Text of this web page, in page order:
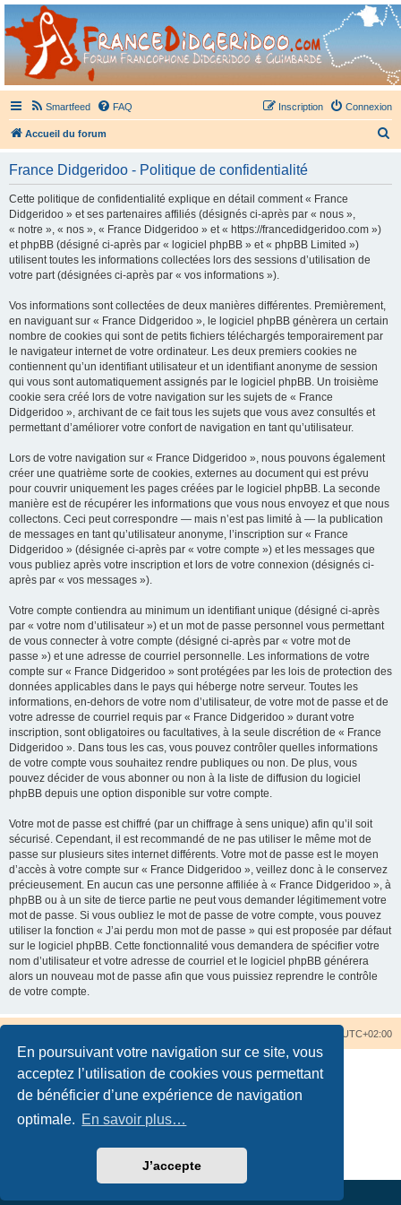
En poursuivant votre navigation sur ce site, vous
acceptez l’utilisation de cookies vous permettant
de bénéficier d’une expérience de navigation
optimale. En savoir plus…
J’accepte
France Didgeridoo
Didgeridoo et Guimbarde sur France Didgeridoo - retrouvez la communauté.
Smartfeed FAQ Connexion
Inscription
Accueil du forum
France Didgeridoo - Politique de confidentialité
Cette politique de confidentialité explique en détail comment « France
Didgeridoo » et ses partenaires affiliés (désignés ci-après par « nous »,
« notre », « nos », « France Didgeridoo » et « https://francedidgeridoo.com »)
et phpBB (désigné ci-après par « logiciel phpBB » et « phpBB Limited »)
utilisent toutes les informations collectées lors des sessions d’utilisation de
votre part (désignées ci-après par « vos informations »).
Vos informations sont collectées de deux manières différentes. Premièrement,
en naviguant sur « France Didgeridoo », le logiciel phpBB génèrera un certain
nombre de cookies qui sont de petits fichiers téléchargés temporairement par
le navigateur internet de votre ordinateur. Les deux premiers cookies ne
contiennent qu’un identifiant utilisateur et un identifiant anonyme de session
qui vous sont automatiquement assignés par le logiciel phpBB. Un troisième
cookie sera créé lors de votre navigation sur les sujets de « France
Didgeridoo », archivant de ce fait tous les sujets que vous avez consultés et
permettant d’améliorer votre confort de navigation en tant qu’utilisateur.
Lors de votre navigation sur « France Didgeridoo », nous pouvons également
créer une quatrième sorte de cookies, externes au document qui est prévu
pour couvrir uniquement les pages créées par le logiciel phpBB. La seconde
manière est de récupérer les informations que vous nous envoyez et que nous
collectons. Ceci peut correspondre — mais n’est pas limité à — la publication
de messages en tant qu’utilisateur anonyme, l’inscription sur « France
Didgeridoo » (désignée ci-après par « votre compte ») et les messages que
vous publiez après votre inscription et lors de votre connexion (désignés ci-
après par « vos messages »).
Votre compte contiendra au minimum un identifiant unique (désigné ci-après
par « votre nom d’utilisateur ») et un mot de passe personnel vous permettant
de vous connecter à votre compte (désigné ci-après par « votre mot de
passe ») et une adresse de courriel personnelle. Les informations de votre
compte sur « France Didgeridoo » sont protégées par les lois de protection des
données applicables dans le pays qui héberge notre serveur. Toutes les
informations, en-dehors de votre nom d’utilisateur, de votre mot de passe et de
votre adresse de courriel requis par « France Didgeridoo » durant votre
inscription, sont obligatoires ou facultatives, à la seule discrétion de « France
Didgeridoo ». Dans tous les cas, vous pouvez contrôler quelles informations
de votre compte vous souhaitez rendre publiques ou non. De plus, vous
pouvez décider de vous abonner ou non à la liste de diffusion du logiciel
phpBB depuis une option disponible sur votre compte.
Votre mot de passe est chiffré (par un chiffrage à sens unique) afin qu’il soit
sécurisé. Cependant, il est recommandé de ne pas utiliser le même mot de
passe sur plusieurs sites internet différents. Votre mot de passe est le moyen
d’accès à votre compte sur « France Didgeridoo », veillez donc à le conservez
précieusement. En aucun cas une personne affiliée à « France Didgeridoo », à
phpBB ou à un site de tierce partie ne peut vous demander légitimement votre
mot de passe. Si vous oubliez le mot de passe de votre compte, vous pouvez
utiliser la fonction « J’ai perdu mon mot de passe » qui est proposée par défaut
sur le logiciel phpBB. Cette fonctionnalité vous demandera de spécifier votre
nom d’utilisateur et votre adresse de courriel et le logiciel phpBB générera
alors un nouveau mot de passe afin que vous puissiez reprendre le contrôle
de votre compte.
UTC+02:00
Traduction française officielle©
Confidentialité